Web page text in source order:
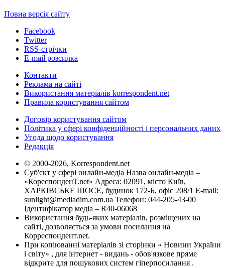
Повна версія сайту
Facebook
Twitter
RSS-стрічки
E-mail розсилка
Контакти
Реклама на сайті
Використання матеріалів korrespondent.net
Правила користування сайтом
Договір користування сайтом
Політика у сфері конфіденційності і персональних даних
Угода щодо користування
Редакція
© 2000-2026, Korrespondent.net
Суб'єкт у сфері онлайн-медіа Назва онлайн-медіа –
«КореспонденТ.net» Адреса: 02091, місто Київ,
ХАРКІВСЬКЕ ШОСЕ, будинок 172-Б, офіс 208/1 E-mail:
sunlight@mediadim.com.ua Телефон: 044-205-43-00
Ідентифікатор медіа – R40-06068
Використання будь-яких матеріалів, розміщених на
сайті, дозволяється за умови посилання на
Корреспондент.net.
При копіюванні матеріалів зі сторінки « Новини України
і світу» , для інтернет - видань - обов'язкове пряме
відкрите для пошукових систем гіперпосилання .